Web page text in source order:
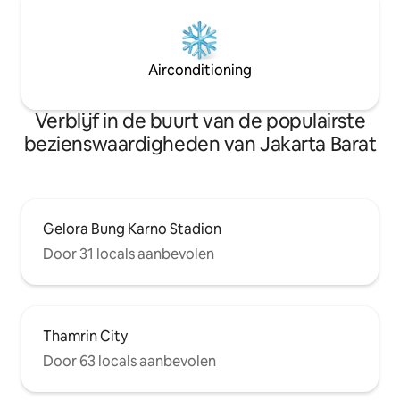
Airconditioning
Verblijf in de buurt van de populairste
bezienswaardigheden van Jakarta Barat
Gelora Bung Karno Stadion
Door 31 locals aanbevolen
Thamrin City
Door 63 locals aanbevolen